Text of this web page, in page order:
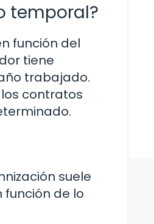
temporal?
función del
tiene
trabajado.
contratos
suele
función de lo